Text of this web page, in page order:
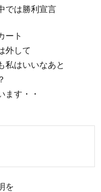
では勝利宣言
ート
外して
私はいいなあと
ます・・
を